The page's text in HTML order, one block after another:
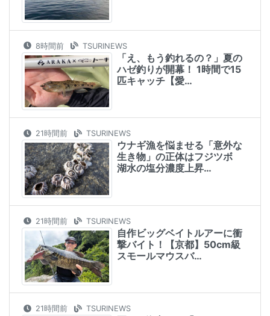
8時間前 TSURINEWS
「え、もう釣れるの？」夏の
ハゼ釣りが開幕！ 1時間で15
匹キャッチ【愛…
21時間前 TSURINEWS
ウナギ漁を悩ませる「意外な
生き物」の正体はフジツボ
湖水の塩分濃度上昇…
21時間前 TSURINEWS
自作ビッグベイトルアーに衝
撃バイト！【京都】50cm級
スモールマウスバ…
21時間前 TSURINEWS